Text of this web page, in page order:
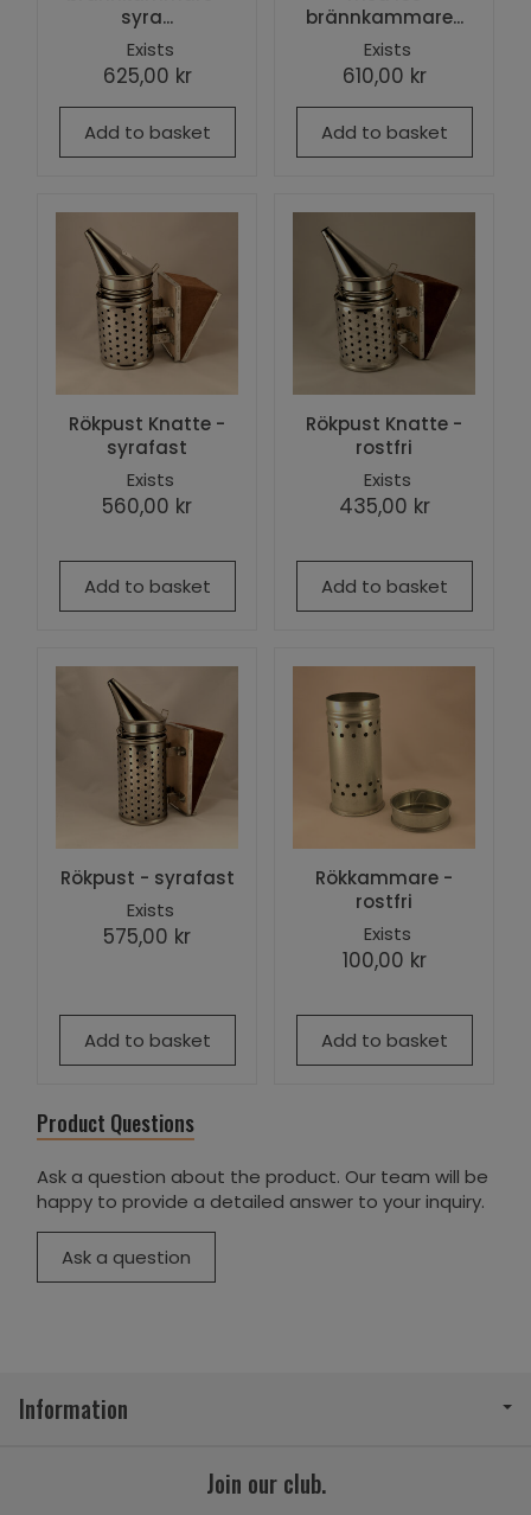
syra...
Exists
625,00 kr
Add to basket
brännkammare...
Exists
610,00 kr
Add to basket
Rökpust Knatte -
syrafast
Exists
560,00 kr
Add to basket
Rökpust Knatte -
rostfri
Exists
435,00 kr
Add to basket
Rökpust - syrafast
Exists
575,00 kr
Add to basket
Rökkammare -
rostfri
Exists
100,00 kr
Add to basket
Product Questions
Ask a question about the product. Our team will be
happy to provide a detailed answer to your inquiry.
Ask a question
Information
Join our club.